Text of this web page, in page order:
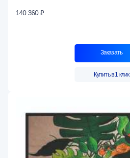
140 360 ₽
Заказать
Купить в 1 клик